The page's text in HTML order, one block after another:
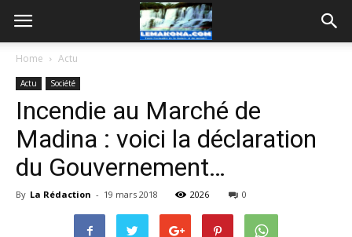
Home Actu
Actu Société
Incendie au Marché de
Madina : voici la déclaration
du Gouvernement…
By La Rédaction - 19 mars 2018 2026 0